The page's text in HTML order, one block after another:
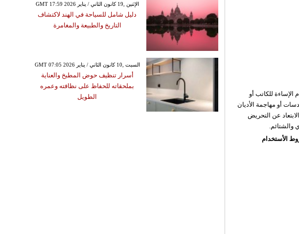
الإساءة للكاتب أو
أو مهاجمة الأديان
عن التحريض
والشتائم.
الأستخدام
GMT 17:59 2026 الإثنين ,19 كانون الثاني / يناير
دليل شامل للسياحة في الهند لاكتشاف
التاريخ والطبيعة والمغامرة
GMT 07:05 2026 السبت ,10 كانون الثاني / يناير
أسرار تنظيف حوض المطبخ والعناية
بملحقاته للحفاظ على نظافته وعمره
الطويل